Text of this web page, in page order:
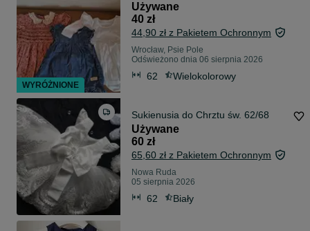
Używane
40 zł
44,90 zł z Pakietem Ochronnym
Wrocław, Psie Pole
Odświeżono dnia 06 sierpnia 2026
62 Wielokolorowy
Sukienusia do Chrztu św. 62/68
Używane
60 zł
65,60 zł z Pakietem Ochronnym
Nowa Ruda
05 sierpnia 2026
62 Biały
WYRÓŻNIONE